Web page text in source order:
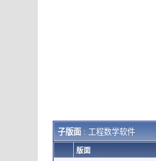
子版面: 工程数学软件
版面